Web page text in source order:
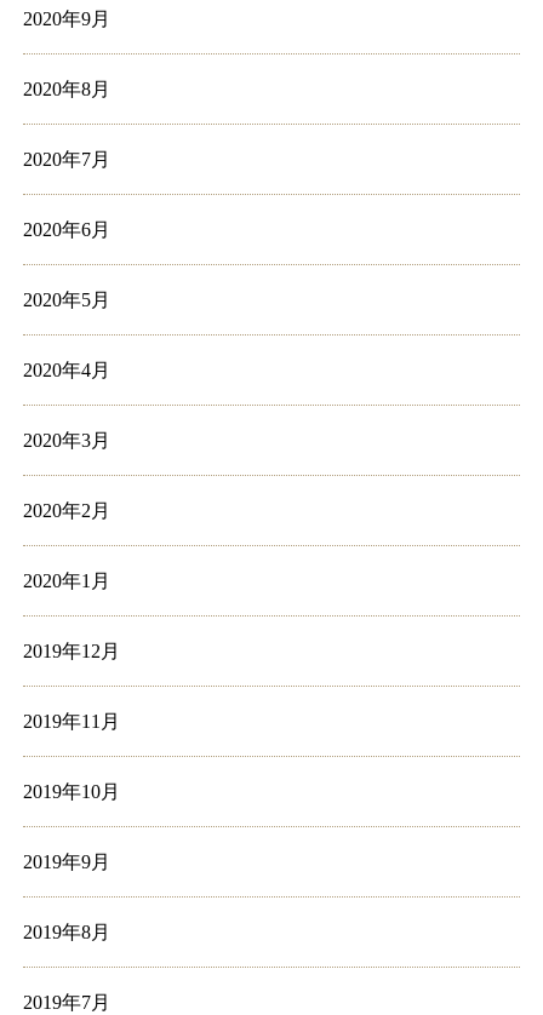
2020年9月
2020年8月
2020年7月
2020年6月
2020年5月
2020年4月
2020年3月
2020年2月
2020年1月
2019年12月
2019年11月
2019年10月
2019年9月
2019年8月
2019年7月